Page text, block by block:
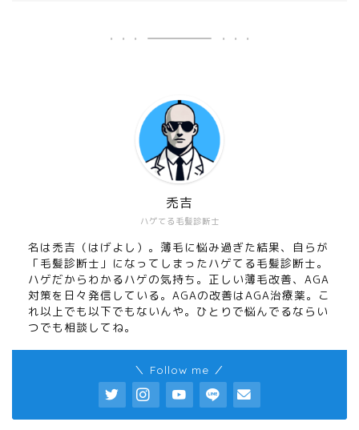
ハゲてる毛髪診断士
禿吉
名は禿吉（はげよし）。薄毛に悩み過ぎた結果、自らが
「毛髪診断士」になってしまったハゲてる毛髪診断士。
ハゲだからわかるハゲの気持ち。正しい薄毛改善、AGA
対策を日々発信している。AGAの改善はAGA治療薬。こ
れ以上でも以下でもないんや。ひとりで悩んでるならい
つでも相談してね。
＼ Follow me ／